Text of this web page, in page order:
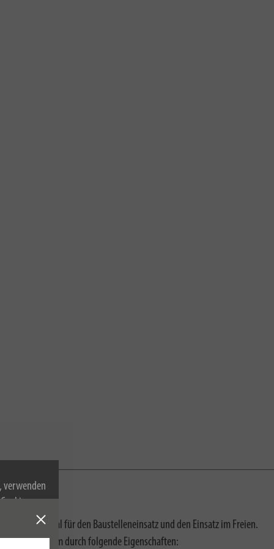
verwenden
zu.
sich ideal für den Baustelleneinsatz und den Einsatz im Freien.
außerdem durch folgende Eigenschaften: